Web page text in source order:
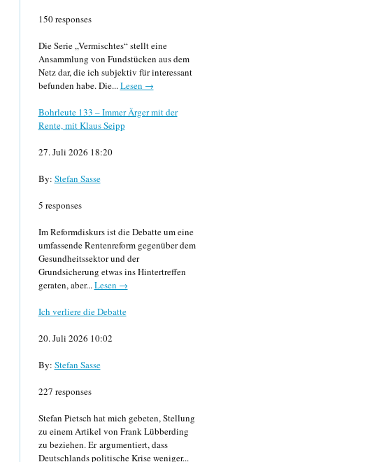
150 responses
Die Serie „Vermischtes“ stellt eine
Ansammlung von Fundstücken aus dem
Netz dar, die ich subjektiv für interessant
befunden habe. Die...Lesen →
Bohrleute 133 – Immer Ärger mit der
Rente, mit Klaus Seipp
27. Juli 2026 18:20
By: Stefan Sasse
5 responses
Im Reformdiskurs ist die Debatte um eine
umfassende Rentenreform gegenüber dem
Gesundheitssektor und der
Grundsicherung etwas ins Hintertreffen
geraten, aber...Lesen →
Ich verliere die Debatte
20. Juli 2026 10:02
By: Stefan Sasse
227 responses
Stefan Pietsch hat mich gebeten, Stellung
zu einem Artikel von Frank Lübberding
zu beziehen. Er argumentiert, dass
Deutschlands politische Krise weniger...